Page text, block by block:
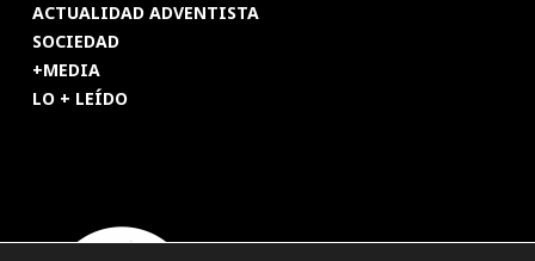
ACTUALIDAD ADVENTISTA
SOCIEDAD
+MEDIA
LO + LEÍDO